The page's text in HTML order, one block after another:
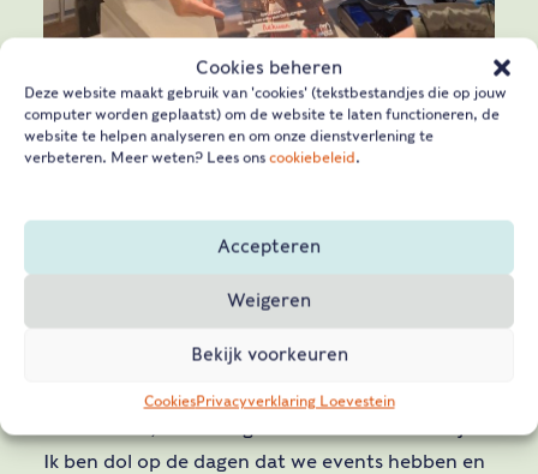
Cookies beheren
Deze website maakt gebruik van 'cookies' (tekstbestandjes die op jouw
computer worden geplaatst) om de website te laten functioneren, de
website te helpen analyseren en om onze dienstverlening te
verbeteren. Meer weten? Lees ons cookiebeleid.
Accepteren
Weigeren
Bekijk voorkeuren
CookiesPrivacyverklaring Loevestein
Carla, kun je wat vertellen over het werk als
“Je gaat de hele dag met mensen om; gasten en
collega’s. Gastvrijheid moet echt in je DNA zitten.
Als receptie medewerkers ben je het eerste
gezicht wat gasten zien als ze aankomen. We
heten hen welkom en staan aan de start van een
bijzondere dag voor ze. Het werk is heel
Ik ben dol op de dagen dat we events hebben en